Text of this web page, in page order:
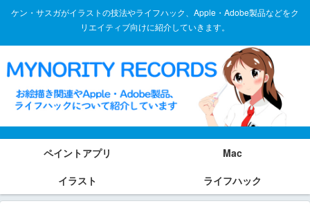
ケン・サスガがイラストの技法やライフハック、Apple・Adobe製品などをク
リエイティブ向けに紹介していきます。
ペイントアプリ
Mac
イラスト
ライフハック